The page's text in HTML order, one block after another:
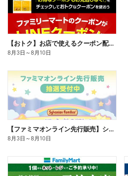
【おトク】お店で使えるクーポン配信中
8月3日 ～8月10日
【ファミマオンライン先行販売】シルバニアファミリー
8月3日 ～8月10日